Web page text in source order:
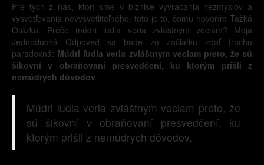
Pre tých z nás, ktorí sme v biznise vyvracania nezmyslov a
vysvetľovania nevysvetliteľného, toto je to, čomu hovorím Ťažká
Otázka: Prečo múdri ľudia veria zvláštnym veciam? Moja
Jednoduchá Odpoveď sa bude zo začiatku zdať trochu
paradoxná: Múdri ľudia veria zvláštnym veciam preto, že sú
šikovní v obraňovaní presvedčení, ku ktorým prišli z
nemúdrych dôvodov.
Múdri ľudia veria zvláštnym veciam preto, že
sú šikovní v obraňovaní presvedčení, ku
ktorým prišli z nemúdrych dôvodov.